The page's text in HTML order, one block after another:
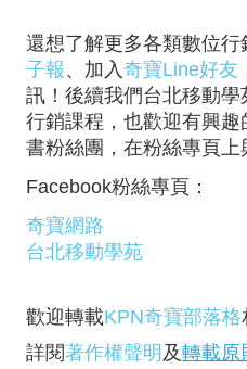
還想了解更多各類數位行
子報 、加入 奇寶Line好友
訊！後續我們台北移動
行銷課程，也歡迎有興
書粉絲團，在粉絲專頁上
Facebook粉絲專頁：
奇寶網路
台北移動學苑
歡迎轉載KPN奇寶部落格
詳閱著作權聲明 及轉載原